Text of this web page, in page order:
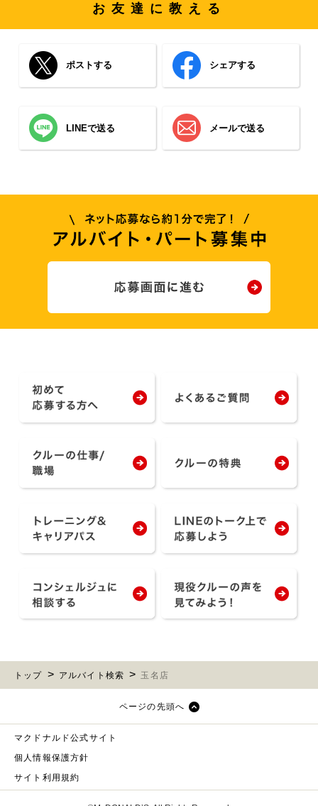
お友達に教える
ポストする シェアする
LINEで送る メールで送る
トップ アルバイト検索 玉名店
ページの先頭へ
マクドナルド公式サイト
個人情報保護方針
サイト利用規約